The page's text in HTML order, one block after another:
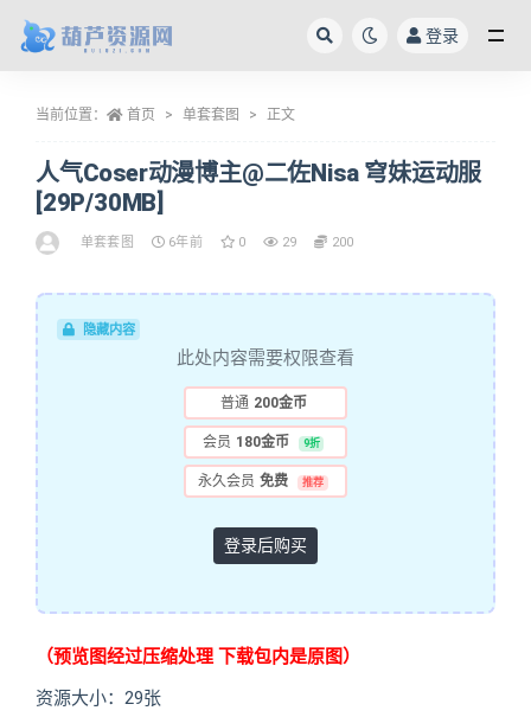
登录
当前位置： 首页 单套套图 正文
人气Coser动漫博主@二佐Nisa 穹妹运动服
[29P/30MB]
单套套图 6年前 0 29 200
隐藏内容
此处内容需要权限查看
普通 200金币
会员 180金币 9折
永久会员 免费 推荐
登录后购买
（预览图经过压缩处理 下载包内是原图）
资源大小：29张